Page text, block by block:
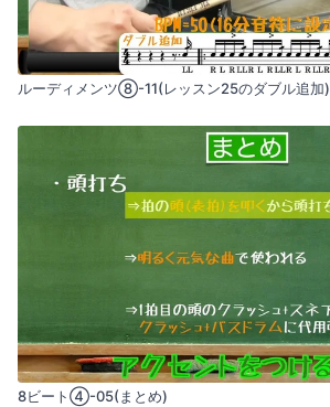
ルーディメンツ⑧-11(レッスン25のダブル追加)
8ビート④-05(まとめ)